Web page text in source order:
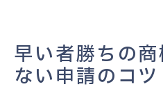
早い者勝ちの
ない申請のコツ